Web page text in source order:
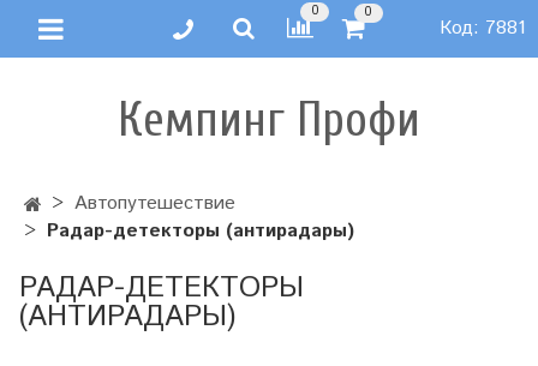
0 0
Код: 7881
Кемпинг Профи
Автопутешествие
Радар-детекторы (антирадары)
РАДАР-ДЕТЕКТОРЫ
(АНТИРАДАРЫ)